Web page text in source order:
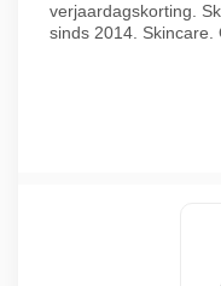
verjaardagskorting.
sinds 2014. Skincare.